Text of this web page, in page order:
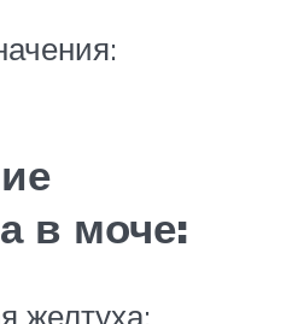
в моче:
желтуха;